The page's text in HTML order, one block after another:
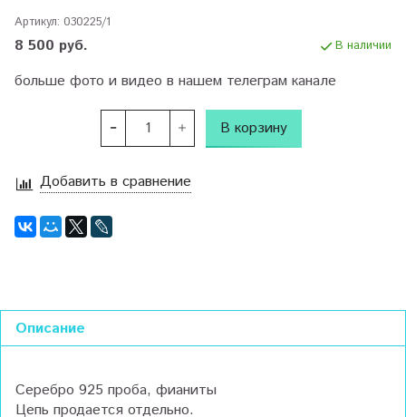
Артикул: 030225/1
8 500 руб. В наличии
больше фото и видео в нашем телеграм канале
В корзину
Добавить в сравнение
Описание
Серебро 925 проба, фианиты
Цепь продается отдельно.